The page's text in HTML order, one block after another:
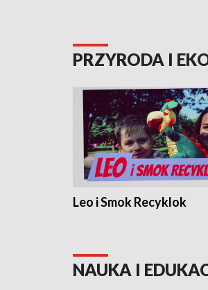
PRZYRODA I
Leo i Smok Recyklok
NAUKA I